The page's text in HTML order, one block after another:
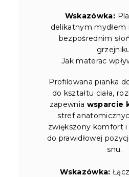
Wskazówka:
delikatnym mydłem
bezpośrednim
Jak materac
Profilowana pianka
do kształtu ciała,
zapewnia wsparcie
stref
zwiększony komfort i
do prawidłowej
snu.
Wskazówka: